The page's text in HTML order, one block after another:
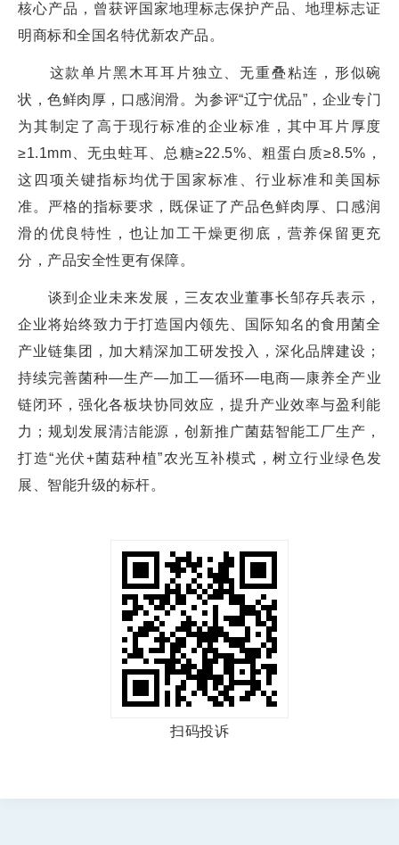
核心产品，曾获评国家地理标志保护产品、地理标志证
明商标和全国名特优新农产品。
这款单片黑木耳耳片独立、无重叠粘连，形似碗
状，色鲜肉厚，口感润滑。为参评“辽宁优品”，企业专门
为其制定了高于现行标准的企业标准，其中耳片厚度
≥1.1mm、无虫蛀耳、总糖≥22.5%、粗蛋白质≥8.5%，
这四项关键指标均优于国家标准、行业标准和美国标
准。严格的指标要求，既保证了产品色鲜肉厚、口感润
滑的优良特性，也让加工干燥更彻底，营养保留更充
分，产品安全性更有保障。
谈到企业未来发展，三友农业董事长邹存兵表示，
企业将始终致力于打造国内领先、国际知名的食用菌全
产业链集团，加大精深加工研发投入，深化品牌建设；
持续完善菌种—生产—加工—循环—电商—康养全产业
链闭环，强化各板块协同效应，提升产业效率与盈利能
力；规划发展清洁能源，创新推广菌菇智能工厂生产，
打造“光伏+菌菇种植”农光互补模式，树立行业绿色发
展、智能升级的标杆。
扫码投诉